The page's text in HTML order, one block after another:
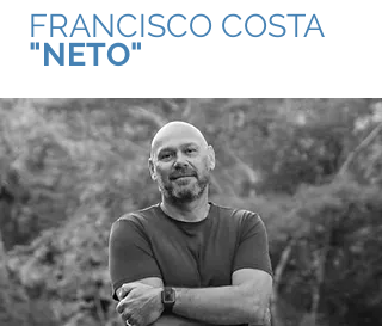
FRANCISCO COSTA
"NETO"